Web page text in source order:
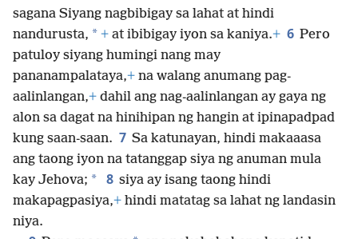
sagana Siyang nagbibigay sa lahat at hindi
nandurusta, * + at ibibigay iyon sa kaniya.+ 6 Pero
patuloy siyang humingi nang may
pananampalataya,+ na walang anumang pag-
aalinlangan,+ dahil ang nag-aalinlangan ay gaya ng
alon sa dagat na hinihipan ng hangin at ipinapadpad
kung saan-saan. 7 Sa katunayan, hindi makaaasa
ang taong iyon na tatanggap siya ng anuman mula
kay Jehova; * 8 siya ay isang taong hindi
makapagpasiya,+ hindi matatag sa lahat ng landasin
niya.